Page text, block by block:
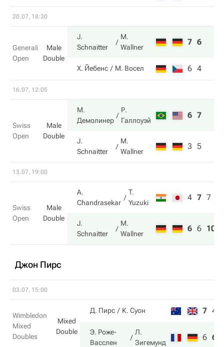
20.07, 18:30
Generali
Open
Male
Double
J.
Schnaitter
M.
Wallner
7 6
Х. Йебенс М. Восел 6 4
16.07, 12:05
Swiss
Open
Male
Double
М.
Демолинер
Р.
Галлоуэй
6 7
J.
Schnaitter
M.
Wallner
3 5
13.07, 19:00
Swiss
Open
Male
Double
A.
Chandrasekar
T.
Yuzuki
4 7 7
J.
Schnaitter
M.
Wallner
6 6 10
Джон Пирс
03.07, 15:00
Wimbledon
Mixed
Doubles
Mixed
Double
Д. Пирс К. Суон 7 4
Э. Роже-
Васслен
Л.
Зигемунд
6 6